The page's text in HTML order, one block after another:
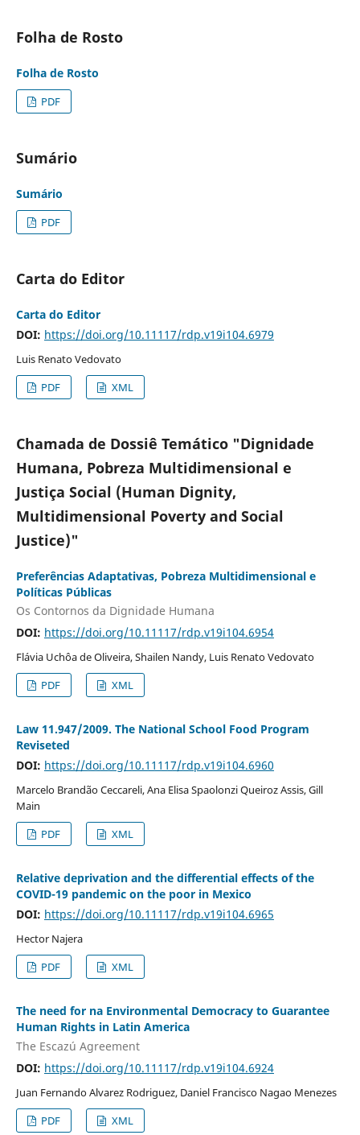
Folha de Rosto
Folha de Rosto
PDF
Sumário
Sumário
PDF
Carta do Editor
Carta do Editor
DOI: https://doi.org/10.11117/rdp.v19i104.6979
Luis Renato Vedovato
PDF
XML
Chamada de Dossiê Temático "Dignidade
Humana, Pobreza Multidimensional e
Justiça Social (Human Dignity,
Multidimensional Poverty and Social
Justice)"
Preferências Adaptativas, Pobreza Multidimensional e
Políticas Públicas
Os Contornos da Dignidade Humana
DOI: https://doi.org/10.11117/rdp.v19i104.6954
Flávia Uchôa de Oliveira, Shailen Nandy, Luis Renato Vedovato
PDF
XML
Law 11.947/2009. The National School Food Program
Reviseted
DOI: https://doi.org/10.11117/rdp.v19i104.6960
Marcelo Brandão Ceccareli, Ana Elisa Spaolonzi Queiroz Assis, Gill
Main
PDF
XML
Relative deprivation and the differential effects of the
COVID-19 pandemic on the poor in Mexico
DOI: https://doi.org/10.11117/rdp.v19i104.6965
Hector Najera
PDF
XML
The need for na Environmental Democracy to Guarantee
Human Rights in Latin America
The Escazú Agreement
DOI: https://doi.org/10.11117/rdp.v19i104.6924
Juan Fernando Alvarez Rodriguez, Daniel Francisco Nagao Menezes
PDF
XML